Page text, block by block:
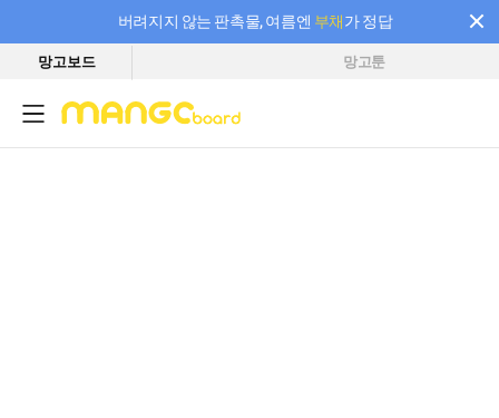
버려지지 않는 판촉물, 여름엔 부채가 정답
필요한 만큼 충전하고 끊김 없이 작업하세요! 새로워진 AI 부스터 요금제
망고보드 망고툰